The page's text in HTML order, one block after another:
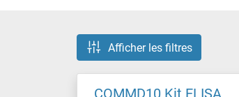
Afficher les filtres
COMMD10 Kit ELISA